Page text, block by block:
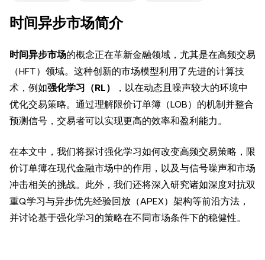
时间异步市场简介
时间异步市场的概念正在革新金融领域，尤其是在高频交易
（HFT）领域。这种创新的市场模型利用了先进的计算技
术，例如强化学习（RL）
，以在动态且噪声较大的环境中
优化交易策略。通过理解限价订单簿（LOB）的机制并整合
预测信号，交易者可以实现更高的效率和盈利能力。
在本文中，我们将探讨强化学习如何改变高频交易策略，限
价订单簿在现代金融市场中的作用，以及与信号噪声和市场
冲击相关的挑战。此外，我们还将深入研究诸如深度对抗双
重Q学习与异步优先经验回放（APEX）架构等前沿方法，
并讨论基于强化学习的策略在不同市场条件下的稳健性。